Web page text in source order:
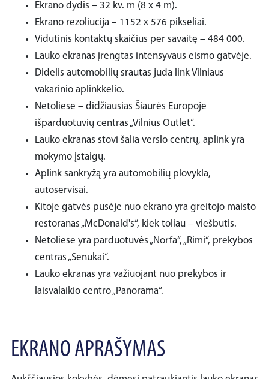
Ekrano dydis – 32 kv. m (8 x 4 m).
Ekrano rezoliucija – 1152 x 576 pikseliai.
Vidutinis kontaktų skaičius per savaitę – 484 000.
Lauko ekranas įrengtas intensyvaus eismo gatvėje.
Didelis automobilių srautas juda link Vilniaus
vakarinio aplinkkelio.
Netoliese – didžiausias Šiaurės Europoje
išparduotuvių centras „Vilnius Outlet“.
Lauko ekranas stovi šalia verslo centrų, aplink yra
mokymo įstaigų.
Aplink sankryžą yra automobilių plovykla,
autoservisai.
Kitoje gatvės pusėje nuo ekrano yra greitojo maisto
restoranas „McDonald's“, kiek toliau – viešbutis.
Netoliese yra parduotuvės „Norfa“, „Rimi“, prekybos
centras „Senukai“.
Lauko ekranas yra važiuojant nuo prekybos ir
laisvalaikio centro „Panorama“.
EKRANO APRAŠYMAS